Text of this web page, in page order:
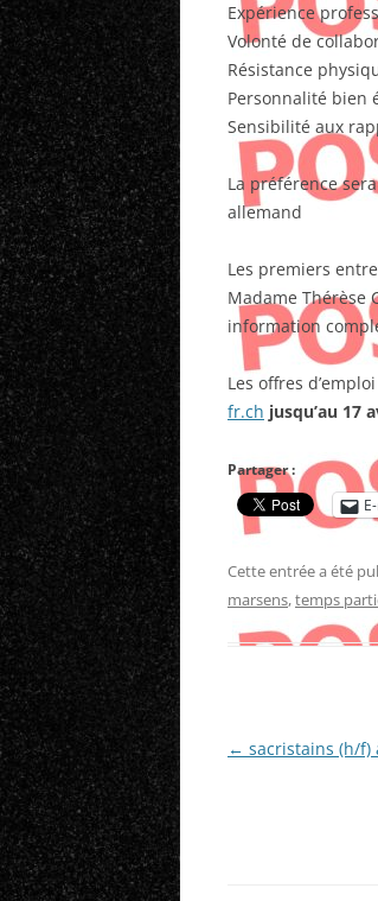
Expérience
Volonté de
Résistance
Personnalité bien
Sensibilité aux
La préférence
allemand
Les premiers
Madame Thérèse
information
Les offres
fr.ch jusqu’au 17
Partager :
Cette entrée a été
marsens,temps
Navigation
← sacristains (h/f)